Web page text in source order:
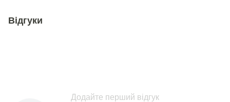
Відгуки
Додайте перший відгук